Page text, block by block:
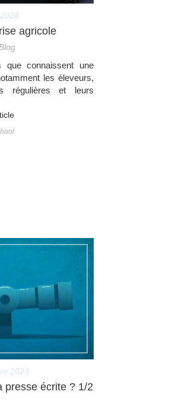
agricole
que connaissent une
les éleveurs,
régulières et leurs
2023
presse écrite ? 1/2